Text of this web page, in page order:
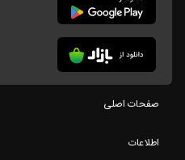
صفحات اصلی
اطلاعات